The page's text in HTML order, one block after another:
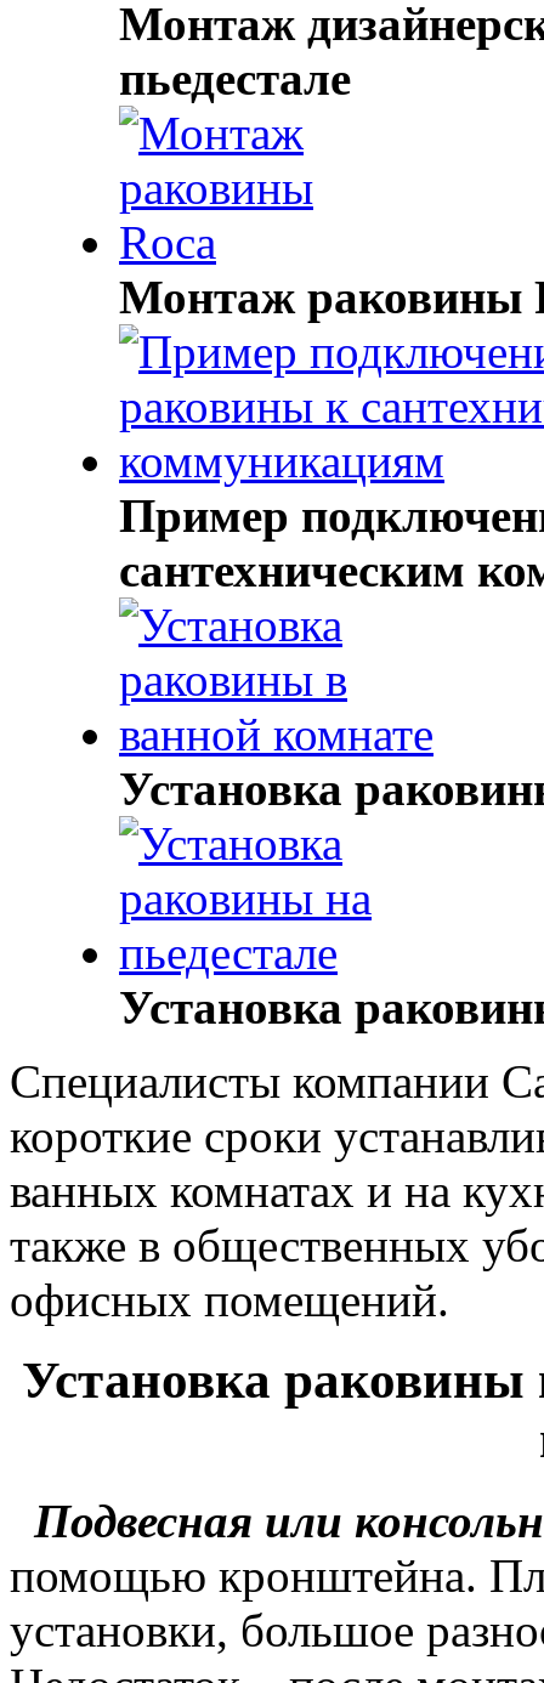
Монтаж
пьедестале
Монтаж раковины
Пример
сантехническим
Установка
Установка
Специалисты компании
короткие сроки
ванных комнатах и на
также в общественных
офисных помещений.
Установка раковины
Подвесная или
помощью кронштейна.
установки, большое